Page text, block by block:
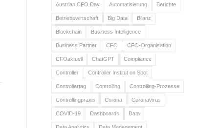
Austrian CFO Day Automatisierung Berichte
Betriebswirtschaft Big Data Bilanz
Blockchain Business Intelligence
Business Partner CFO CFO-Organisation
CFOaktuell ChatGPT Compliance
Controller Controller Institut on Spot
Controllertag Controlling Controlling-Prozesse
Controllingpraxis Corona Coronavirus
COVID-19 Dashboards Data